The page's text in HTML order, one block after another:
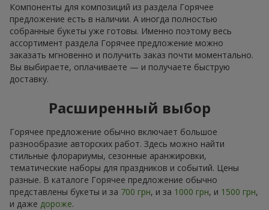
Компоненты для композиций из раздела Горячее
предложение есть в наличии. А иногда полностью
собранные букеты уже готовы. Именно поэтому весь
ассортимент раздела Горячее предложение можно
заказать мгновенно и получить заказ почти моментально.
Вы выбираете, оплачиваете — и получаете быструю
доставку.
Расширенный выбор
Горячее предложение обычно включает большое
разнообразие авторских работ. Здесь можно найти
стильные флорариумы, сезонные аранжировки,
тематические наборы для праздников и событий. Цены
разные. В каталоге Горячее предложение обычно
представлены букеты и за 700 грн, и за 1000 грн, и 1500 грн,
и даже дороже.